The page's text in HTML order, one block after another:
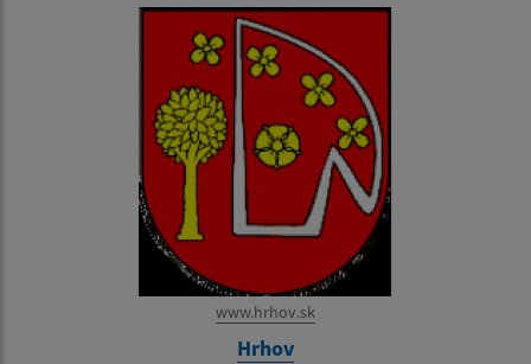
www.hrhov.sk
Hrhov